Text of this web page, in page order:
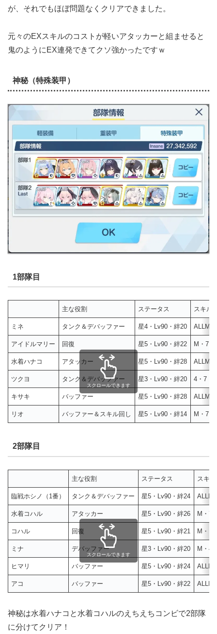
が、それでもほぼ問題なくクリアできました。
元々のEXスキルのコストが軽いアタッカーと組ませると
鬼のようにEX連発できてクソ強かったですｗ
神秘（特殊装甲）
1部隊目
主な役割 ステータス スキル
ミネ タンク＆デバッファー 星4・Lv90・絆20 ALLM
アイドルマリー 回復 星5・Lv90・絆22 M・7・
水着ハナコ アタッカー 星5・Lv90・絆28 ALLM
ツクヨ タンク＆デバッファー 星3・Lv90・絆20 4・7・
キサキ バッファー 星5・Lv90・絆28 ALLM
リオ バッファー＆スキル回し 星5・Lv90・絆14 M・7・
スクロールできます
2部隊目
主な役割 ステータス スキ
臨戦ホシノ（1番） タンク＆デバッファー 星5・Lv90・絆24 ALLM
水着コハル アタッカー 星5・Lv90・絆26 M・7
コハル 回復 星5・Lv90・絆21 M・M
ミナ デバッファー 星3・Lv90・絆20 M・4
ヒマリ バッファー 星5・Lv90・絆24 ALLM
アコ バッファー 星5・Lv90・絆22 ALLM
スクロールできます
神秘は水着ハナコと水着コハルのえちえちコンビで2部隊
に分けてクリア！